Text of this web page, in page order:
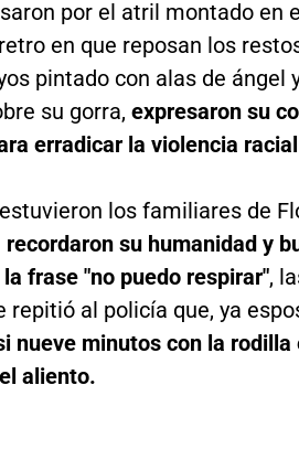
por el atril montado en
en que reposan los
pintado con alas de ángel
su gorra, expresaron su
erradicar la violencia
los familiares de
recordaron su humanidad y
frase "no puedo respirar",
repitió al policía que, ya
nueve minutos con la rodilla
aliento.